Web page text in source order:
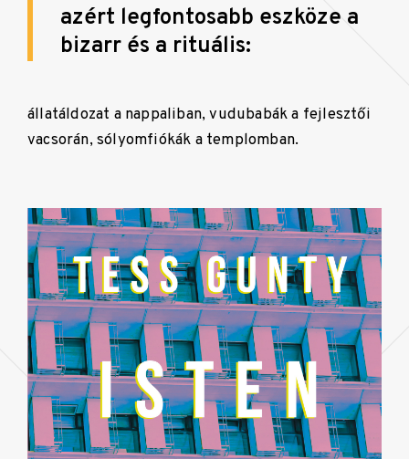
azért legfontosabb eszköze a
bizarr és a rituális:
állatáldozat a nappaliban, vudubabák a fejlesztői
vacsorán, sólyomfiókák a templomban.